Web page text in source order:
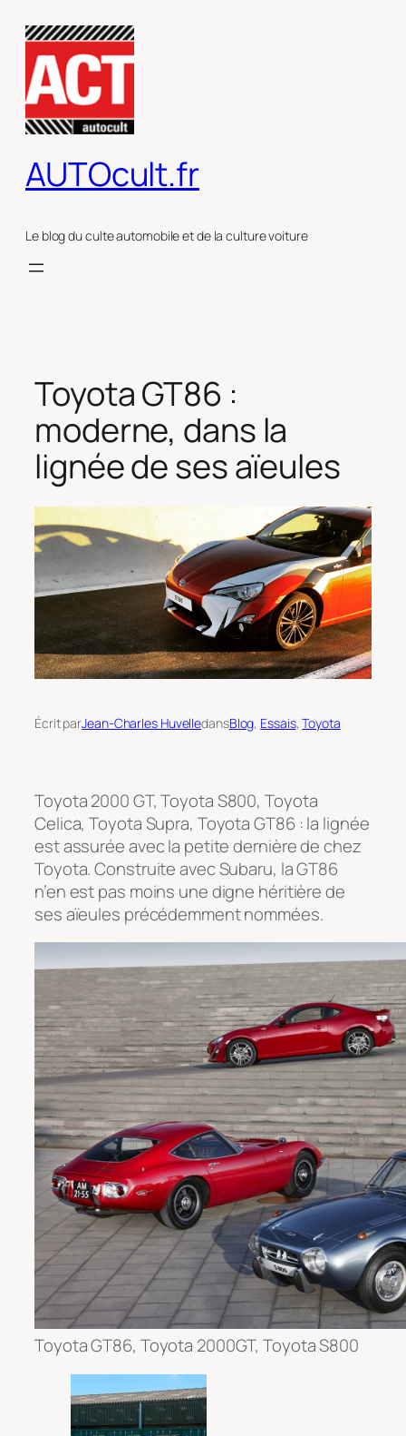
contenu
AUTOcult.fr
Le blog du culte automobile et de la culture voiture
Toyota GT86 :
moderne, dans la
lignée de ses aïeules
Écrit parJean-Charles HuvelledansBlog, Essais, Toyota
Toyota 2000 GT, Toyota S800, Toyota
Celica, Toyota Supra, Toyota GT86 : la lignée
est assurée avec la petite dernière de chez
Toyota. Construite avec Subaru, la GT86
n’en est pas moins une digne héritière de
ses aïeules précédemment nommées.
Toyota GT86, Toyota 2000GT, Toyota S800